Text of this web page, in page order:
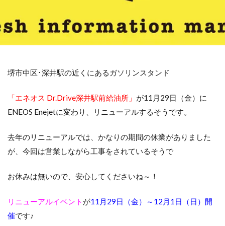
堺市中区･深井駅の近くにあるガソリンスタンド
「エネオス Dr.Drive深井駅前給油所」 が11月29日（金）に
ENEOS Enejetに変わり、リニューアルするそうです。
去年のリニューアルでは、かなりの期間の休業がありました
が、今回は営業しながら工事をされているそうで
お休みは無いので、安心してくださいね～！
リニューアルイベント が11月29日（金）～12月1日（日）開
催です♪